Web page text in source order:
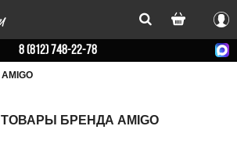
Вход
8 (812) 748-22-78
AMIGO
ТОВАРЫ БРЕНДА AMIGO